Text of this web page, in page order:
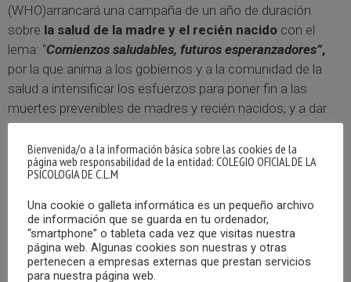
(WHO)arrancará una campaña de un año de duración
sobre la salud de la madre y el recién nacido con el
lema: “Comienzos saludables, futuros esperanzadores”,
por la que anima a los gobiernos y a la comunidad de la
salud a intensificar los esfuerzos para poner fin a las
muertes prevenibles de madres y recién nacidos, y a dar
prioridad a la salud y el bienestar de las mujeres a largo
plazo.
Observatorio de Salud de las Mujeres(coordinación de
la Estrategia de Salud Reproductiva del SNS) en
colaboración con laRed de Escuelas de Salud para la
Ciudadanía(coordinaSubdirección General de Calidad
Bienvenida/o a la información básica sobre las cookies de la
página web responsabilidad de la entidad: COLEGIO OFICIAL DE LA
PSICOLOGIA DE C.L.M
Una cookie o galleta informática es un pequeño archivo
de información que se guarda en tu ordenador,
“smartphone” o tableta cada vez que visitas nuestra
página web. Algunas cookies son nuestras y otras
pertenecen a empresas externas que prestan servicios
para nuestra página web.